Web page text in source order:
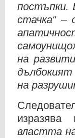
постъпки.
стачка“ –
на
на
властта